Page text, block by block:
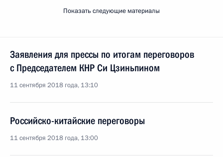
Показать следующие материалы
Заявления для прессы по итогам переговоров
с Председателем КНР Си Цзиньпином
11 сентября 2018 года, 13:10
Российско-китайские переговоры
11 сентября 2018 года, 13:00